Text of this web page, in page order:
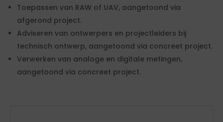
Toepassen van RAW of UAV, aangetoond via
afgerond project.
Adviseren van ontwerpers en projectleiders bij
technisch ontwerp, aangetoond via concreet project.
Verwerken van analoge en digitale metingen,
aangetoond via concreet project.